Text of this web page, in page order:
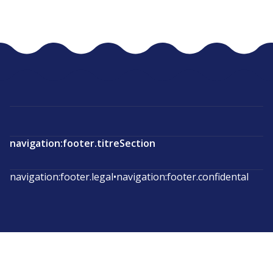
navigation:footer.titreSection
navigation:footer.legal•navigation:footer.confidental